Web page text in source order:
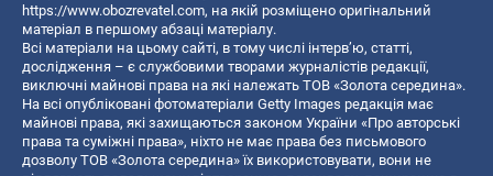
https://www.obozrevatel.com, на якій розміщено оригінальний
матеріал в першому абзаці матеріалу.
Всі матеріали на цьому сайті, в тому числі інтерв’ю, статті,
дослідження – є службовими творами журналістів редакції,
виключні майнові права на які належать ТОВ «Золота середина».
На всі опубліковані фотоматеріали Getty Images редакція має
майнові права, які захищаються законом України «Про авторські
права та суміжні права», ніхто не має права без письмового
дозволу ТОВ «Золота середина» їх використовувати, вони не